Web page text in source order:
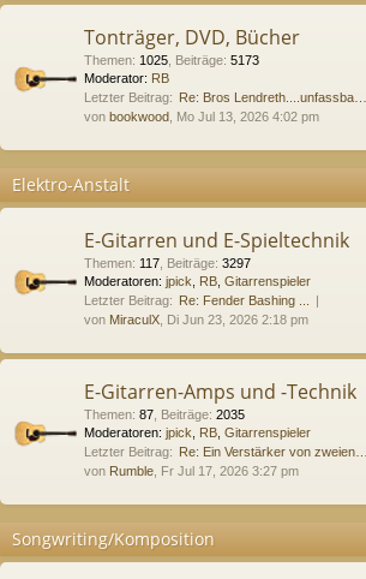
Tonträger, DVD, Bücher
Themen: 1025 Beiträge: 5173
Moderator: RB
Letzter Beitrag: Re: Bros Lendreth....unfassba…
von bookwood , Mo Jul 13, 2026 4:02 pm
Elektro-Anstalt
E-Gitarren und E-Spieltechnik
Themen: 117 Beiträge: 3297
Moderatoren: jpick RB Gitarrenspieler
Letzter Beitrag: Re: Fender Bashing ...
von MiraculX , Di Jun 23, 2026 2:18 pm
E-Gitarren-Amps und -Technik
Themen: 87 Beiträge: 2035
Moderatoren: jpick RB Gitarrenspieler
Letzter Beitrag: Re: Ein Verstärker von zweien…
von Rumble , Fr Jul 17, 2026 3:27 pm
Songwriting/Komposition